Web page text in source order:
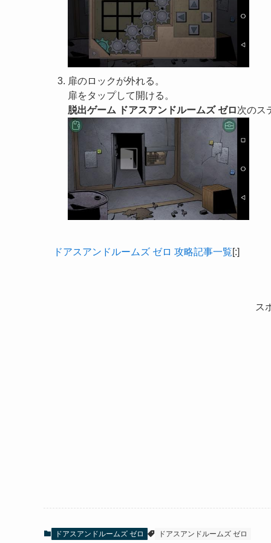
扉のロックが外れる。
扉をタップして開ける。
脱出ゲーム ドアスアンドルームズ ゼロ次のス
ドアスアンドルームズ ゼロ 攻略記事一覧[:]
ス
ドアスアンドルームズ ゼロ ドアスアンドルームズ ゼロ